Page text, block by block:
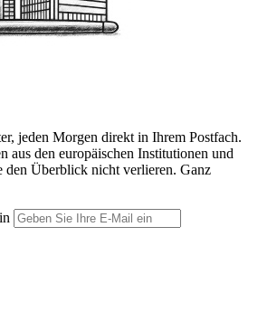
jeden Morgen direkt in Ihrem Postfach.
aus den europäischen Institutionen und
den Überblick nicht verlieren. Ganz